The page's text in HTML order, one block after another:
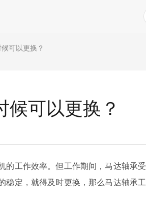
可以更换？
可以更换？
的工作效率。但工作期间，马达轴承受
稳定，就得及时更换，那么马达轴承工